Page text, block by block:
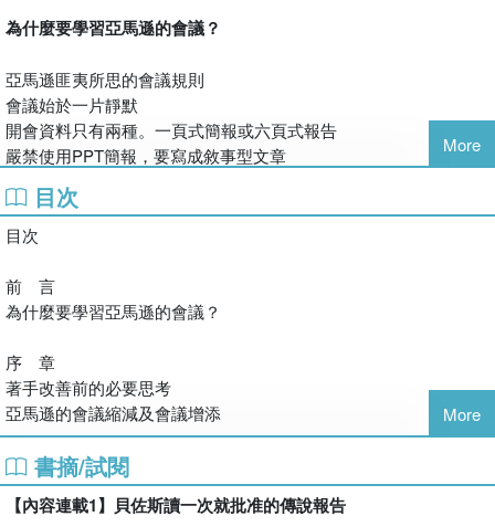
見。
●創意激發會議
亞馬遜如何在會議上有效率地激發創意？
》在白板上邊寫邊整理想法，討論才會熱烈。亞馬遜總公司的一部
分電梯，甚至設置了白板。
》比起自由思考，略加限制反而容易產生創意。
》腦力激盪不求盡善盡美，而要求快、求量，再從中找「鑽石」。
闊。
》召集人的角色是協助，而不是加入討論；退一步觀察整體才能看
》為了去除干擾、長時間討論，可考慮在公司以外的地方舉辦「場
外會議」。
》在「商業模擬遊戲」中學習團隊合作、衡量公司事務的輕重緩
●進程管控會議
為什麼要學習亞馬遜的會議？
亞馬遜匪夷所思的會議規則
會議始於一片靜默
開會資料只有兩種。一頁式簡報或六頁式報告
嚴禁使用PPT簡報，要寫成敘事型文章
你是否聽過以上有關亞馬遜開會的傳聞？
或許也有不少人感到匪夷所思，納悶為什麼亞馬遜要以這種獨特的
方式來開會。
斯(Jeff Bezos)為核心的經營陣容，從不斷嘗試錯誤中衍生的。我
認為其中必定有許多能在工作上助你一臂之力的創意或思考方式。
本書將解說亞馬遜會議的祕密及做法，解答你的疑問。
●成為全球第一的企業巨擘
亞馬遜(Amazon)和Google、蘋果(Apple)、臉書(Facebook)、網飛
(Netflix)等網路新興企業，併稱為GAFA，或FANG，是世界屈指可
More
目次
目次
前 言
為什麼要學習亞馬遜的會議？
序 章
著手改善前的必要思考
亞馬遜的會議縮減及會議增添
第一章
高效率會議始於報告製作
亞馬遜模式 製作報告的規則
More
書摘/試閱
【內容連載1】 貝佐斯讀一次就批准的傳說報告